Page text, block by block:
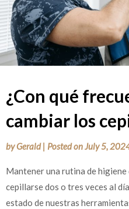
¿Con qué
cambiar los
byGerald | Posted onJuly 5,
Mantener una rutina de
cepillarse dos o tres veces al
estado de nuestras